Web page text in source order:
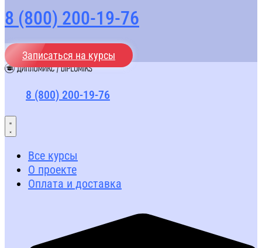
8 (800) 200-19-76
Записаться на курсы
8 (800) 200-19-76
Все курсы
О проекте
Оплата и доставка